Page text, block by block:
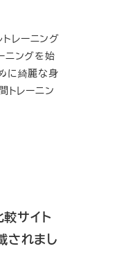
レーニング
ニングを始
に綺麗な身
トレーニン
サイト
されまし